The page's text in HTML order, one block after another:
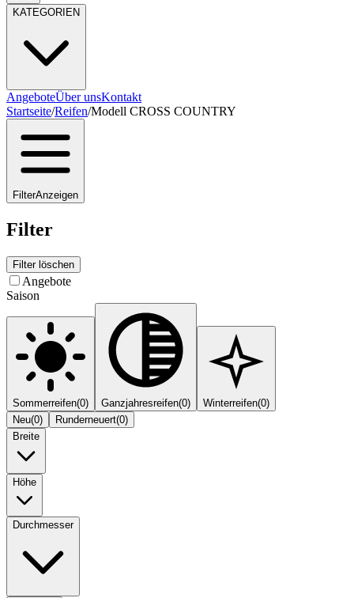
KATEGORIEN
AngeboteÜber unsKontakt
Startseite/Reifen/Modell CROSS COUNTRY
FilterAnzeigen
Filter
Filter löschen
Angebote
Saison
Sommerreifen(0) Ganzjahresreifen(0) Winterreifen(0)
Neu(0) Runderneuert(0)
Breite
Höhe
Durchmesser